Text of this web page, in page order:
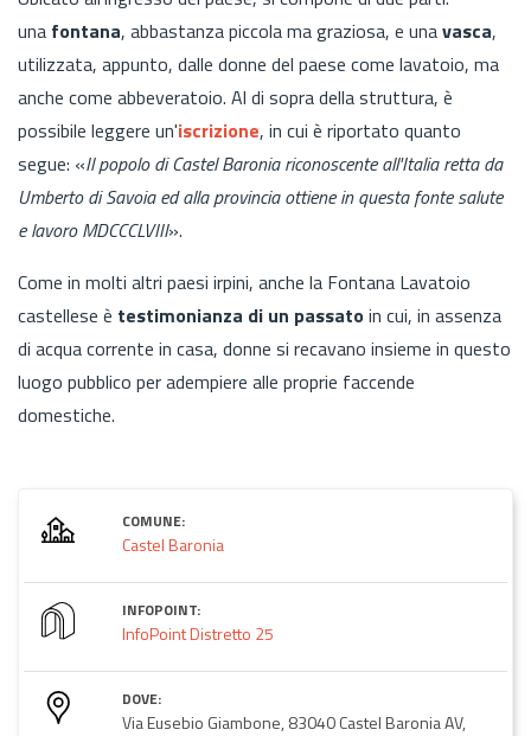
una fontana, abbastanza piccola ma graziosa, e unavasca,
utilizzata, appunto, dalle donne del paese come lavatoio, ma
anche come abbeveratoio. Al di sopra della struttura, è
possibile leggere un'iscrizione, in cui è riportato quanto
segue: «Il popolo di Castel Baronia riconoscente all'Italia retta da
Umberto di Savoia ed alla provincia ottiene in questa fonte salute
e lavoro MDCCCLVIII».
Come in molti altri paesi irpini, anche la Fontana Lavatoio
castellese è testimonianza di un passatoin cui, in assenza
di acqua corrente in casa, donne si recavano insieme in questo
luogo pubblico per adempiere alle proprie faccende
domestiche.
COMUNE:
Castel Baronia
INFOPOINT:
InfoPoint Distretto 25
DOVE:
Via Eusebio Giambone, 83040 Castel Baronia AV,